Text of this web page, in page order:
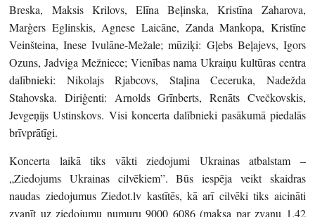
Breska, Maksis Krilovs, Elīna Beļinska, Kristīna Zaharova,
Marģers Eglinskis, Agnese Laicāne, Zanda Mankopa, Kristīne
Veinšteina, Inese Ivulāne-Mežale; mūziķi: Gļebs Beļajevs, Igors
Ozuns, Jadviga Mežniece; Vienības nama Ukraiņu kultūras centra
dalībnieki: Nikolajs Rjabcovs, Staļina Ceceruka, Nadežda
Stahovska. Diriģenti: Arnolds Grīnberts, Renāts Cvečkovskis,
Jevgeņijs Ustinskovs. Visi koncerta dalībnieki pasākumā piedalās
brīvprātīgi.
Koncerta laikā tiks vākti ziedojumi Ukrainas atbalstam –
„Ziedojums Ukrainas cilvēkiem”. Būs iespēja veikt skaidras
naudas ziedojumus Ziedot.lv kastītēs, kā arī cilvēki tiks aicināti
zvanīt uz ziedojumu numuru 9000 6086 (maksa par zvanu 1.42